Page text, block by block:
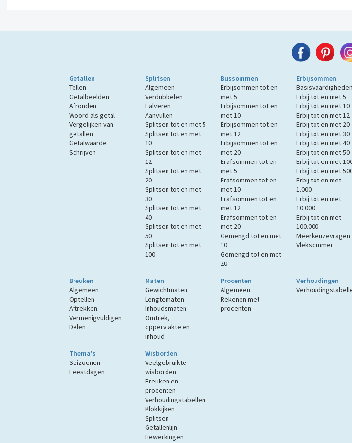
Getallen
Tellen
Getalbeelden
Afronden
Woord als getal
Vergelijken van
getallen
Getalwaarde
Schrijven
Splitsen
Algemeen
Verdubbelen
Halveren
Aanvullen
Splitsen tot en met 5
Splitsen tot en met
10
Splitsen tot en met
12
Splitsen tot en met
20
Splitsen tot en met
30
Splitsen tot en met
40
Splitsen tot en met
50
Splitsen tot en met
100
Bussommen
Erbijsommen tot en
met 5
Erbijsommen tot en
met 10
Erbijsommen tot en
met 12
Erbijsommen tot en
met 20
Erafsommen tot en
met 5
Erafsommen tot en
met 10
Erafsommen tot en
met 12
Erafsommen tot en
met 20
Gemengd tot en met
10
Gemengd tot en met
20
Erbijsommen
Basisvaardigheden
Erbij tot en met 5
Erbij tot en met 10
Erbij tot en met 12
Erbij tot en met 20
Erbij tot en met 30
Erbij tot en met 40
Erbij tot en met 50
Erbij tot en met
Erbij tot en met
Erbij tot en met
1.000
Erbij tot en met
10.000
Erbij tot en met
100.000
Meerkeuzevragen
Vleksommen
Breuken
Algemeen
Optellen
Aftrekken
Vermenigvuldigen
Delen
Maten
Gewichtmaten
Lengtematen
Inhoudsmaten
Omtrek,
oppervlakte en
inhoud
Procenten
Algemeen
Rekenen met
procenten
Verhoudingen
Thema's
Seizoenen
Feestdagen
Wisborden
Veelgebruikte
wisborden
Breuken en
procenten
Verhoudingstabellen
Klokkijken
Splitsen
Getallenlijn
Bewerkingen